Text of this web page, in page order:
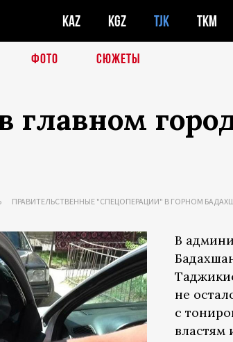
KAZ KGZ TJK TKM
ФОТО СЮЖЕТЫ
ПРАВИТЕЛЬСТВЕННЫЕ "СПЕЦОПЕРАЦИИ" В ГОРНОМ
В
не
с
властям